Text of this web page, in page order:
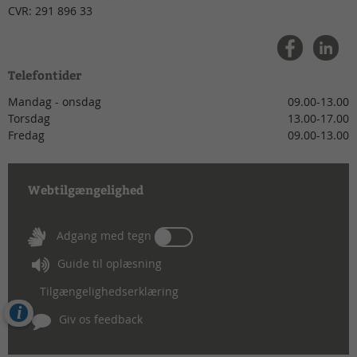
CVR: 291 896 33
Telefontider
Mandag - onsdag
09.00-13.00
Torsdag
13.00-17.00
Fredag
09.00-13.00
Webtilgængelighed
Adgang med tegn Tænd
eller
sluk
for
Adgang
Guide til oplæsning
Tilgængelighedserklæring
Giv os feedback
Cookies